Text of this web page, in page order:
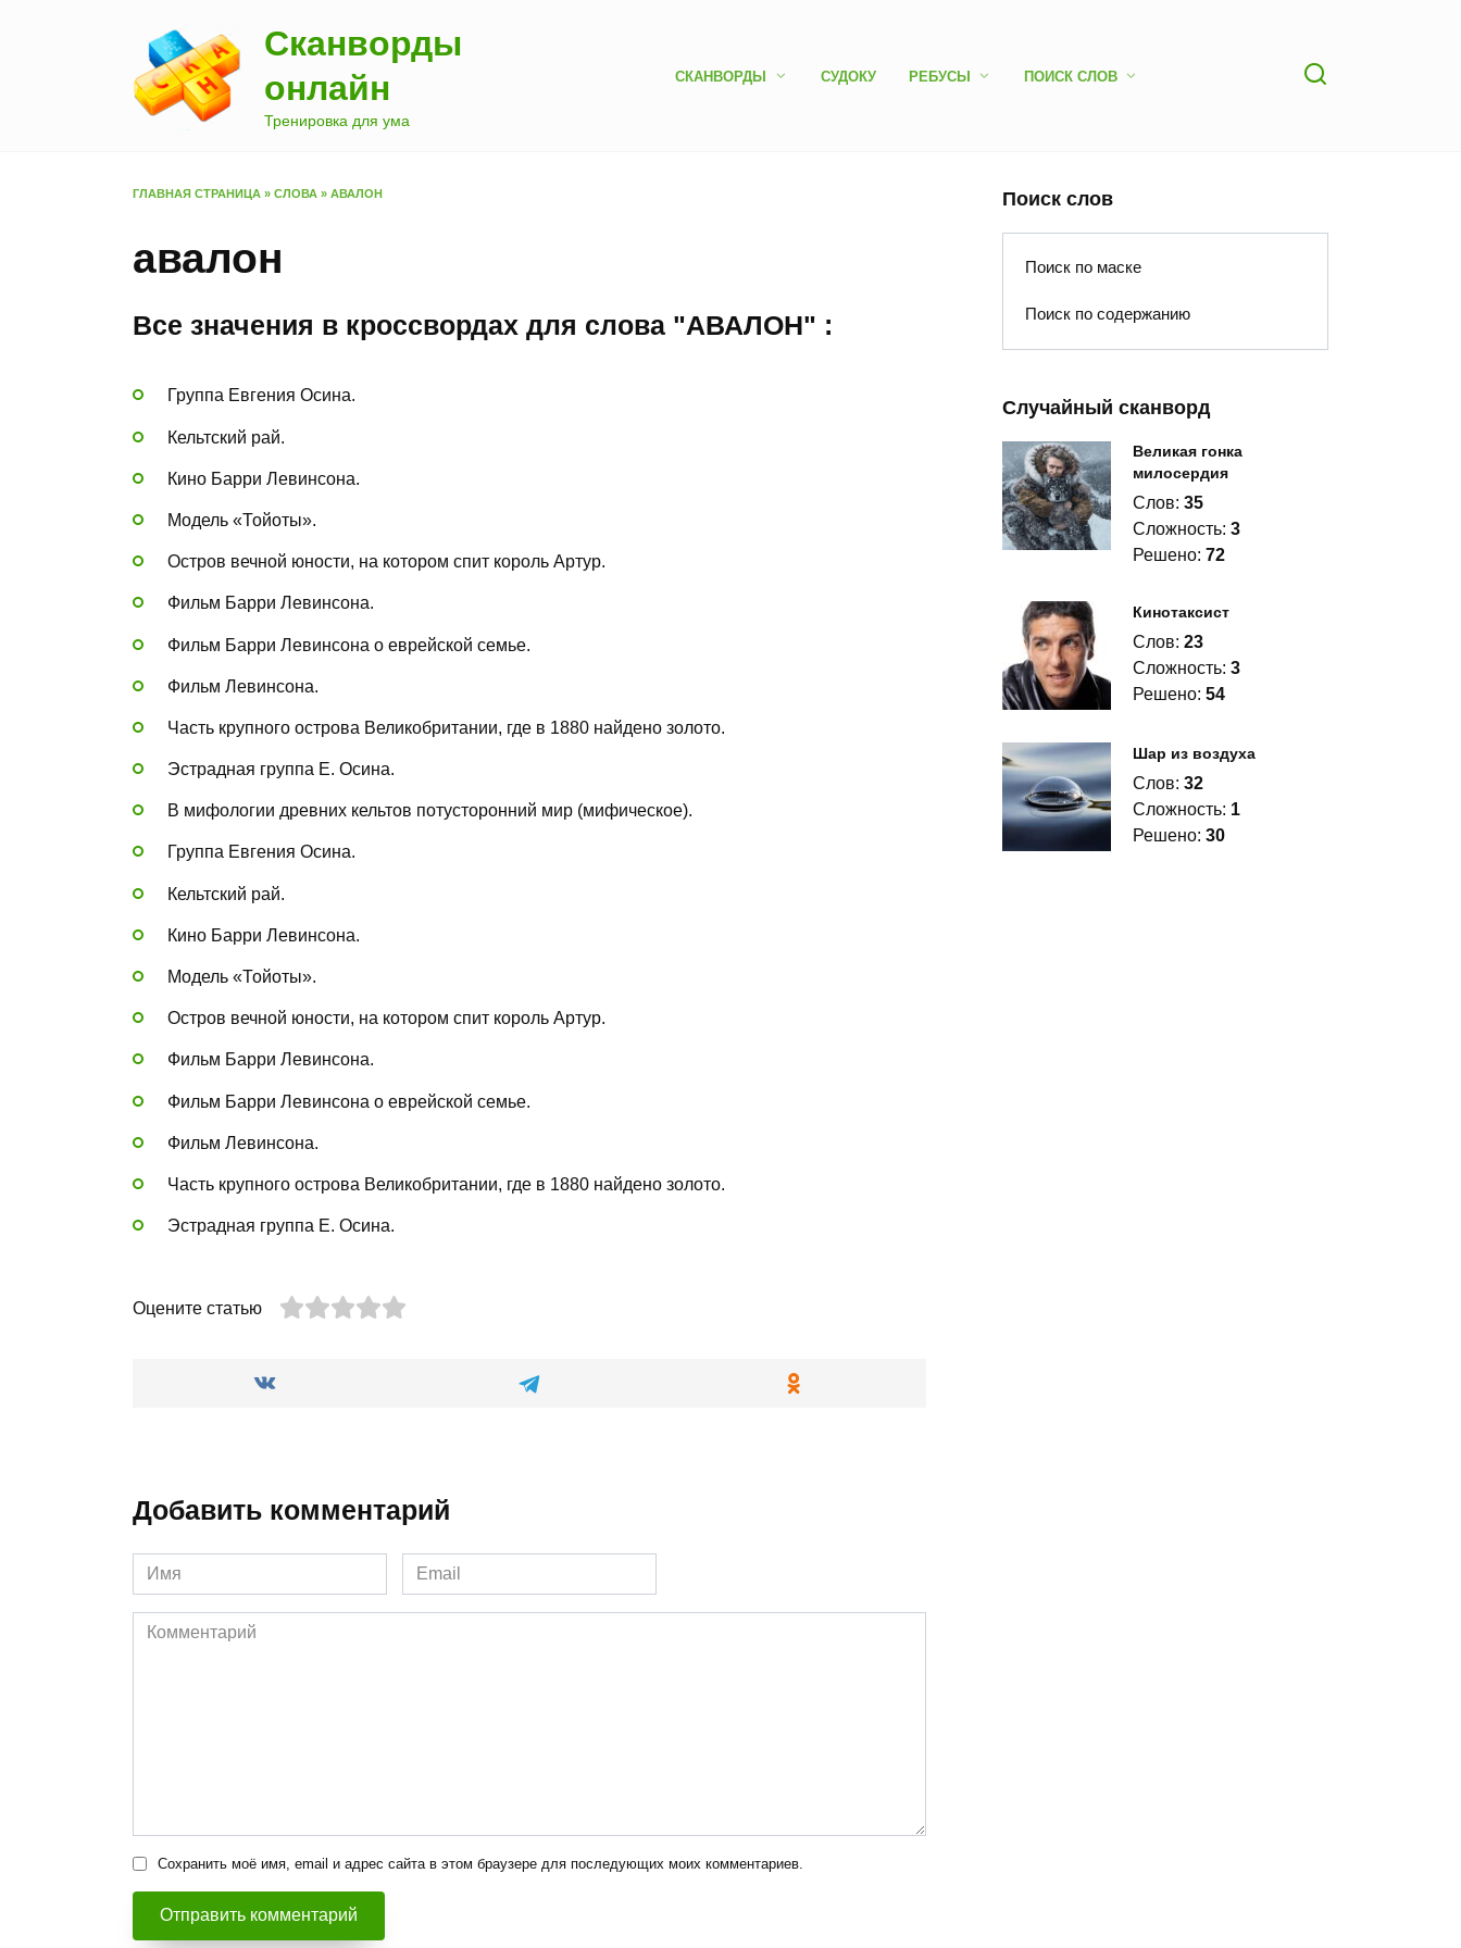
Сканворды
онлайн
Тренировка для ума
СКАНВОРДЫ СУДОКУ РЕБУСЫ ПОИСК СЛОВ
ГЛАВНАЯ СТРАНИЦА » СЛОВА » АВАЛОН
авалон
Все значения в кроссвордах для слова "АВАЛОН" :
Группа Евгения Осина.
Кельтский рай.
Кино Барри Левинсона.
Модель «Тойоты».
Остров вечной юности, на котором спит король Артур.
Фильм Барри Левинсона.
Фильм Барри Левинсона о еврейской семье.
Фильм Левинсона.
Часть крупного острова Великобритании, где в 1880 найдено золото.
Эстрадная группа Е. Осина.
В мифологии древних кельтов потусторонний мир (мифическое).
Группа Евгения Осина.
Кельтский рай.
Кино Барри Левинсона.
Модель «Тойоты».
Остров вечной юности, на котором спит король Артур.
Фильм Барри Левинсона.
Фильм Барри Левинсона о еврейской семье.
Фильм Левинсона.
Часть крупного острова Великобритании, где в 1880 найдено золото.
Эстрадная группа Е. Осина.
Оцените статью
Добавить комментарий
Имя
*
Email
*
Комментарий
Сохранить моё имя, email и адрес сайта в этом браузере для последующих моих комментариев.
Поиск слов
Поиск по маске
Поиск по содержанию
Случайный сканворд
Великая гонка
милосердия
Слов: 35
Сложность: 3
Решено: 72
Кинотаксист
Слов: 23
Сложность: 3
Решено: 54
Шар из воздуха
Слов: 32
Сложность: 1
Решено: 30